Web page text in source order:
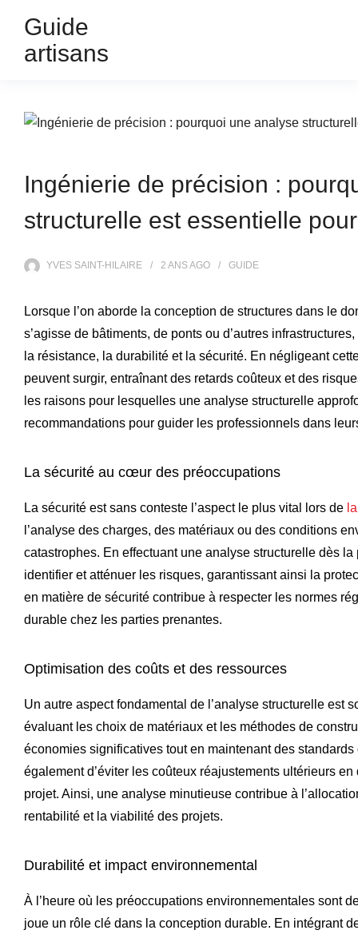
Guide
artisans
Ingénierie de précision :
structurelle est essentielle
YVES SAINT-HILAIRE 2 ANSAGO GUIDE
Lorsque l’on aborde la conception de structures dans le
s’agisse de bâtiments, de ponts ou d’autres
la résistance, la durabilité et la sécurité. En négligeant
peuvent surgir, entraînant des retards coûteux et des
les raisons pour lesquelles une analyse structurelle
recommandations pour guider les professionnels dans
La sécurité au cœur des préoccupations
La sécurité est sans conteste l’aspect le plus vital lors de
l’analyse des charges, des matériaux ou des conditions
catastrophes. En effectuant une analyse structurelle dès
identifier et atténuer les risques, garantissant ainsi la
en matière de sécurité contribue à respecter les normes
durable chez les parties prenantes.
Optimisation des coûts et des ressources
Un autre aspect fondamental de l’analyse structurelle est
évaluant les choix de matériaux et les méthodes de
économies significatives tout en maintenant des
également d’éviter les coûteux réajustements ultérieurs
projet. Ainsi, une analyse minutieuse contribue à
rentabilité et la viabilité des projets.
Durabilité et impact environnemental
À l’heure où les préoccupations environnementales sont
joue un rôle clé dans la conception durable. En intégrant